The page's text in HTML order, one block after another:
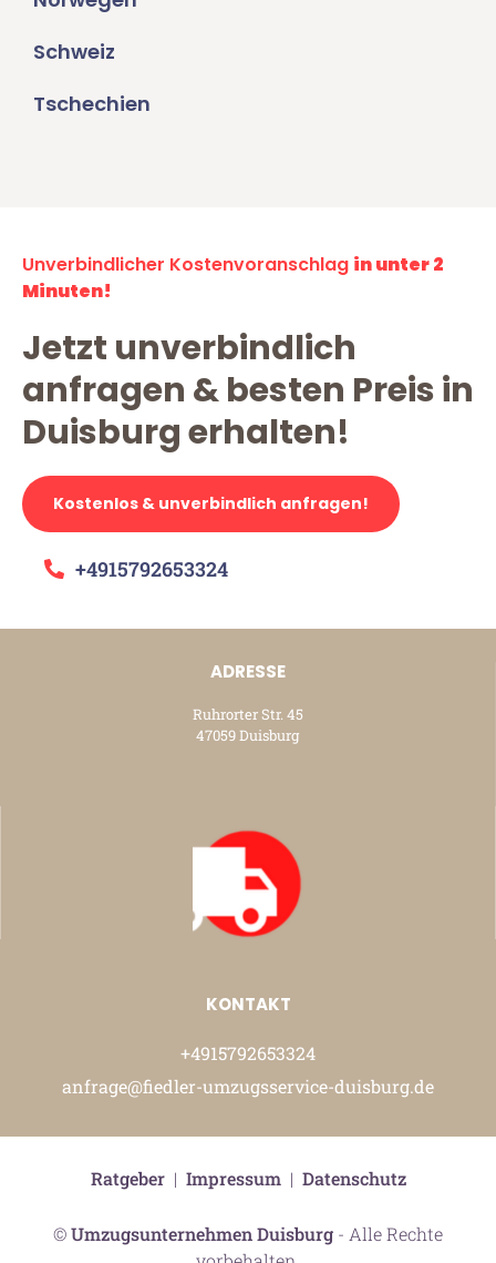
Schweiz
Tschechien
Unverbindlicher Kostenvoranschlag in unter 2
Minuten!
Jetzt unverbindlich
anfragen & besten Preis in
Duisburg erhalten!
Kostenlos & unverbindlich anfragen!
+4915792653324
ADRESSE
Ruhrorter Str. 45
47059 Duisburg
KONTAKT
+4915792653324
anfrage@fiedler-umzugsservice-duisburg.de
©Umzugsunternehmen Duisburg - Alle Rechte
Ratgeber| Impressum| Datenschutz